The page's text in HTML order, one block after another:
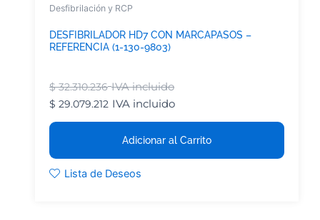
Desfibrilación y RCP
DESFIBRILADOR HD7 CON MARCAPASOS –
REFERENCIA (1-130-9803)
$32.310.236 IVA incluido
$ 29.079.212 IVA incluido
Adicionar al Carrito
Lista de Deseos